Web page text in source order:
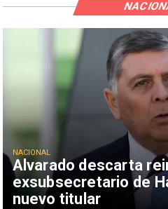
Alvarado descarta
exsubsecretario de
nuevo titular
NACIONAL